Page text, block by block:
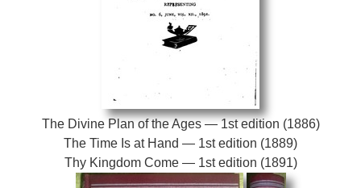
The Divine Plan of the Ages — 1st edition (1886)
The Time Is at Hand — 1st edition (1889)
Thy Kingdom Come — 1st edition (1891)